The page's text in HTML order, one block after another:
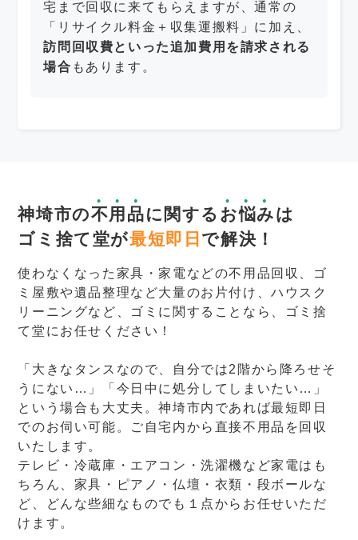
宅まで回収に来てもらえますが、通常の
「リサイクル料金＋収集運搬料」に加え、
訪問回収費といった追加費用を請求される
場合 もあります。
神埼市の不用品に関する お悩みは
ゴミ捨て堂が最短即日 で解決！
使わなくなった家具・家電などの不用品回収、ゴ
ミ屋敷や遺品整理など大量のお片付け、ハウスク
リーニングなど、ゴミに関することなら、ゴミ捨
て堂にお任せください！
「大きなタンスなので、自分では2階から降ろせそ
うにない…」「今日中に処分してしまいたい…」
という場合も大丈夫。神埼市内であれば最短即日
でのお伺い可能。ご自宅内から直接不用品を回収
いたします。
テレビ・冷蔵庫・エアコン・洗濯機など家電はも
ちろん、家具・ピアノ・仏壇・衣類・段ボールな
ど、どんな些細なものでも１点からお任せいただ
けます。